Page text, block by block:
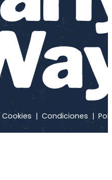
Cookies | Condiciones |